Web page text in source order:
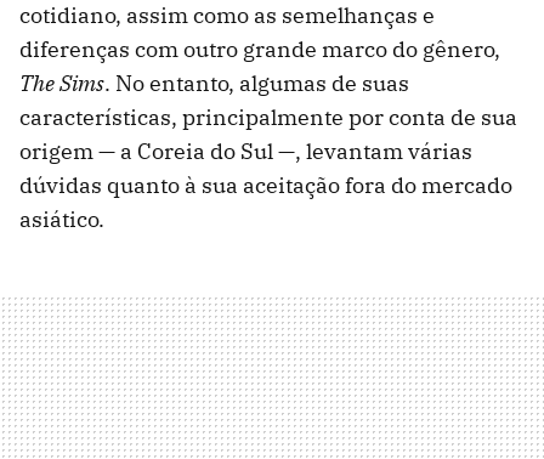
cotidiano, assim como as semelhanças e
diferenças com outro grande marco do gênero,
The Sims. No entanto, algumas de suas
características, principalmente por conta de sua
origem — a Coreia do Sul —, levantam várias
dúvidas quanto à sua aceitação fora do mercado
asiático.